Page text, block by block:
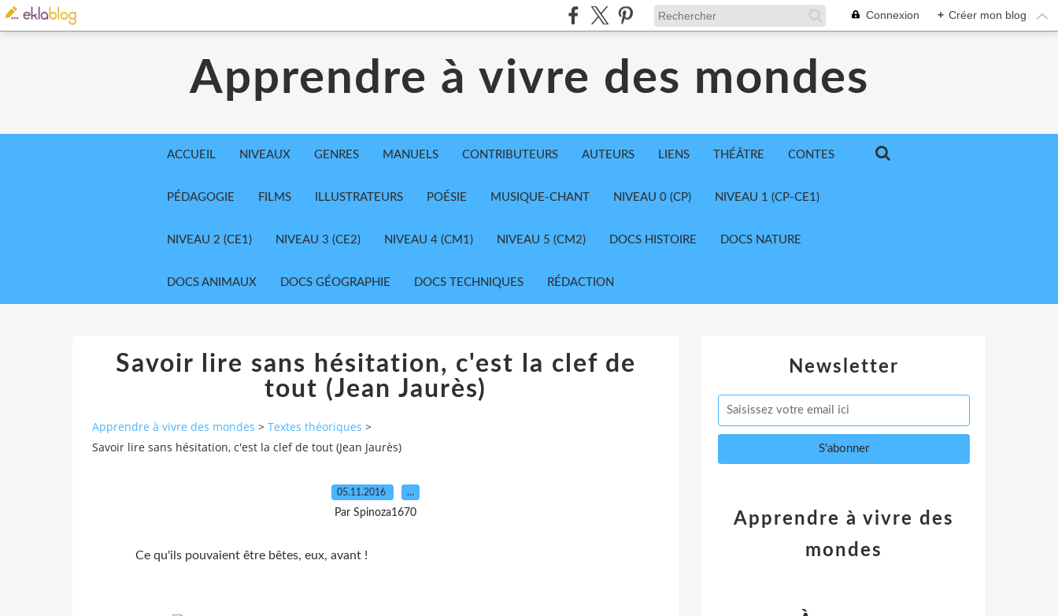
Connexion + Créer mon blog
Apprendre à vivre des mondes
ACCUEIL NIVEAUX GENRES MANUELS CONTRIBUTEURS AUTEURS LIENS THÉÂTRE CONTES
PÉDAGOGIE FILMS ILLUSTRATEURS POÉSIE MUSIQUE-CHANT NIVEAU 0 (CP) NIVEAU 1 (CP-CE1)
NIVEAU 2 (CE1) NIVEAU 3 (CE2) NIVEAU 4 (CM1) NIVEAU 5 (CM2) DOCS HISTOIRE DOCS NATURE
DOCS ANIMAUX DOCS GÉOGRAPHIE DOCS TECHNIQUES RÉDACTION
Savoir lire sans hésitation, c'est la clef de
tout (Jean Jaurès)
Apprendre à vivre des mondes > Textes théoriques >
Savoir lire sans hésitation, c'est la clef de tout (Jean Jaurès)
05.11.2016 …
Par Spinoza1670
Ce qu'ils pouvaient être bêtes, eux, avant !
Newsletter
Apprendre à vivre des
mondes